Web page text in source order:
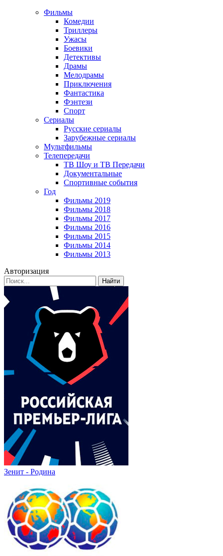
Фильмы
Комедии
Триллеры
Ужасы
Боевики
Детективы
Драмы
Мелодрамы
Приключения
Фантастика
Фэнтези
Спорт
Сериалы
Русские сериалы
Зарубежные сериалы
Мультфильмы
Телепередачи
ТВ Шоу и ТВ Передачи
Документальные
Спортивные события
Год
Фильмы 2019
Фильмы 2018
Фильмы 2017
Фильмы 2016
Фильмы 2015
Фильмы 2014
Фильмы 2013
Авторизация
Найти
Зенит - Родина